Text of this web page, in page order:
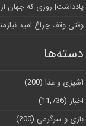
یادداشت| روزی که جهان
وقتی وقف چراغ امید
دسته‌ها
آشپزی و غذا (200)
اخبار (11,736)
بازی و سرگرمی (200)